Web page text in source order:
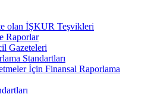
olan İŞKUR Teşvikleri
Raporlar
Gazeteleri
Standartları
İçin Finansal Raporlama